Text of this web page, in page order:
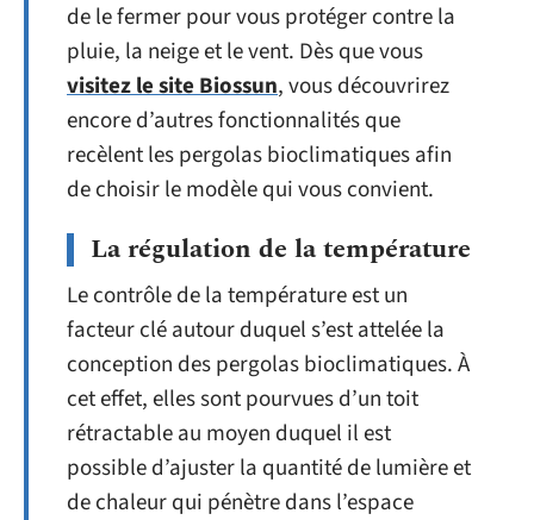
de le fermer pour vous protéger contre la
pluie, la neige et le vent. Dès que vous
visitez le site Biossun, vous découvrirez
encore d’autres fonctionnalités que
recèlent les pergolas bioclimatiques afin
de choisir le modèle qui vous convient.
La régulation de la température
Le contrôle de la température est un
facteur clé autour duquel s’est attelée la
conception des pergolas bioclimatiques. À
cet effet, elles sont pourvues d’un toit
rétractable au moyen duquel il est
possible d’ajuster la quantité de lumière et
de chaleur qui pénètre dans l’espace